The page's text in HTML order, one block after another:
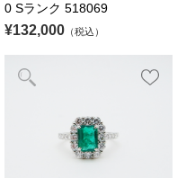
0 Sランク 518069
¥132,000 （税込）